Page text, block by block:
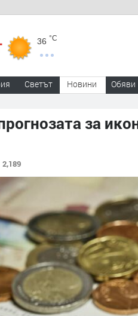
36 °C
Светът Новини Обяви
за
2,189